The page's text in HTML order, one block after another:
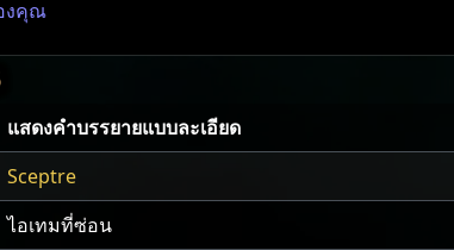
งคุณ
แสดง​คำ​บรรยายแบบ​ละเอียด
Sceptre
ไอเทมที่ซ่อน